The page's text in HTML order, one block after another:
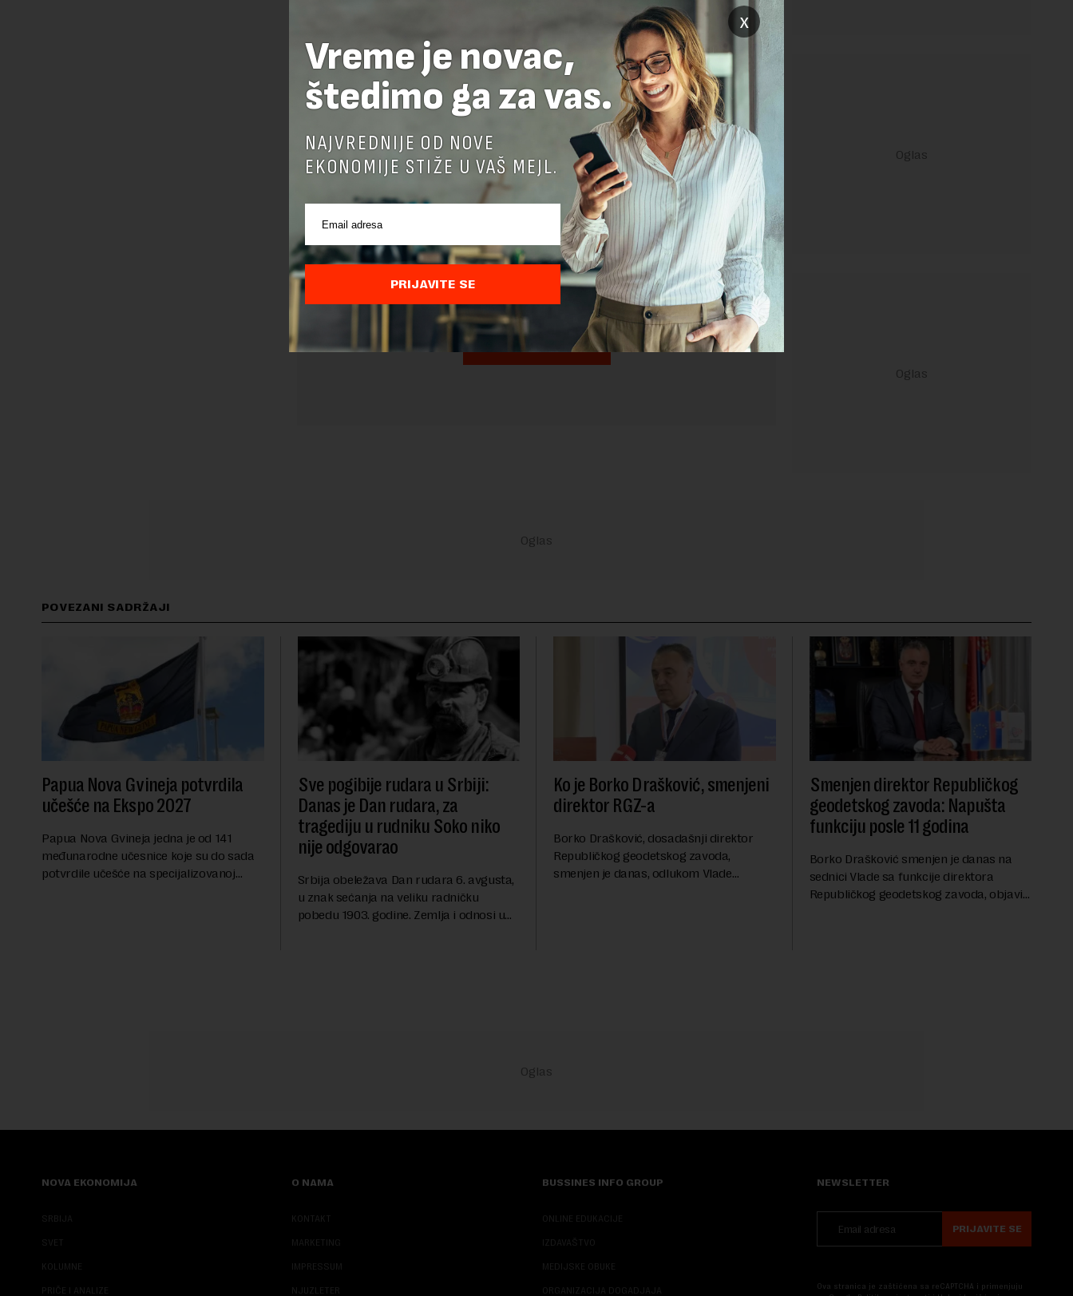
OSTAVITE ODGOVOR
Pre slanja komentara, molimo vas da se upoznate sapravilima komentarisanja i pravilima
korišćenja sajta.
Google Politika Privatnostii Google Uslovi
su primenjeni.
POVEZANI SADRŽAJI
Papua Nova Gvineja potvrdila
učešće na Ekspo 2027
Papua Nova Gvineja jedna je od 141
međunarodne učesnice koje su do sada
potvrdile učešće na specijalizovanoj
Sve pogibije rudara u Srbiji:
Danas je Dan rudara, za
tragediju u rudniku Soko niko
nije odgovarao
Srbija obeležava Dan rudara 6. avgusta,
u znak sećanja na veliku radničku
pobedu 1903. godine. Zemlja i odnosi u
Ko je Borko Drašković, smenjeni
direktor RGZ-a
Borko Drašković, dosadašnji direktor
Republičkog geodetskog zavoda,
smenjen je danas, odlukom Vlade
Smenjen direktor Republičkog
geodetskog zavoda: Napušta
funkciju posle 11 godina
Borko Drašković smenjen je danas na
sednici Vlade sa funkcije direktora
Republičkog geodetskog zavoda, objavio
NOVA EKONOMIJA
SRBIJA
SVET
KOLUMNE
PRIČE I ANALIZE
O NAMA
KONTAKT
MARKETING
IMPRESSUM
NJUZLETER
BUSSINES INFO GROUP
ONLINE EDUKACIJE
IZDAVAŠTVO
MEDIJSKE OBUKE
ORGANIZACIJA DOGADJAJA
NEWSLETTER
PRIJAVITE SE
Ova stranica je zaštićena sa reCAPTCHA i primenjuju
x
Vreme je novac,
štedimo ga za vas.
NAJVREDNIJE OD NOVE
EKONOMIJE STIŽE U VAŠ MEJL.
PRIJAVITE SE